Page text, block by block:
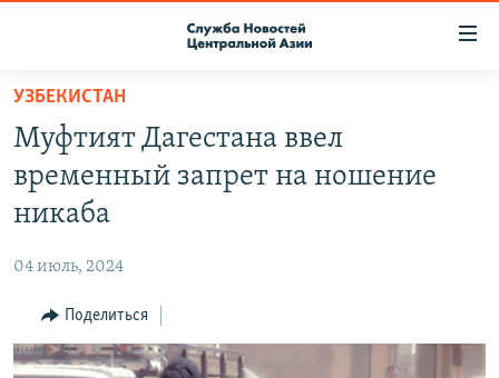
Вернуться
основному
содержанию
Вернутся
главной
Вернутся
поиску
О ПРОЕКТЕ
ПОДПИСКА
КОНТАКТЫ
НАСТОЯЩЕЕ ВРЕМЯ
МИГРАНТ МЕДИА
УЗБЕКИСТАН
Муфтият Дагестана ввел
временный запрет на ношение
никаба
04 июль, 2024
Поделиться